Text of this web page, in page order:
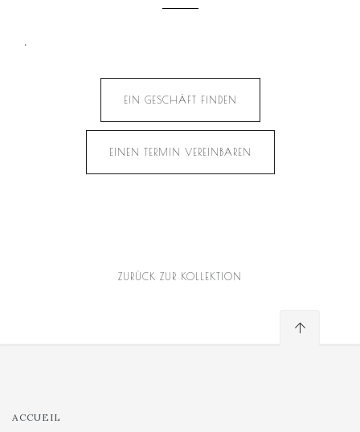
.
EIN GESCHÄFT FINDEN
EINEN TERMIN VEREINBAREN
ZURÜCK ZUR KOLLEKTION
ACCUEIL